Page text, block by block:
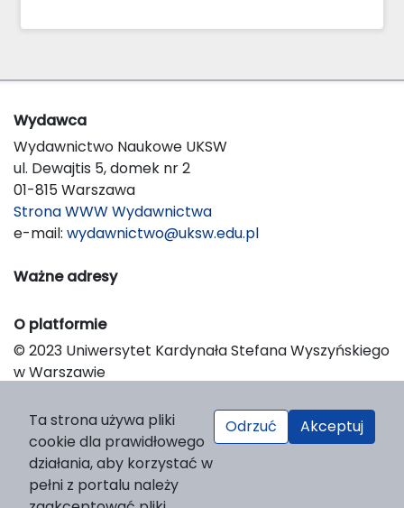
Wydawca
Wydawnictwo Naukowe UKSW
ul. Dewajtis 5, domek nr 2
01-815 Warszawa
Strona WWW Wydawnictwa
e-mail: wydawnictwo@uksw.edu.pl
Ważne adresy
O platformie
© 2023 Uniwersytet Kardynała Stefana Wyszyńskiego
w Warszawie
Platform & Workflow by OJS/PKP
Ta strona używa pliki
cookie dla prawidłowego
działania, aby korzystać w
pełni z portalu należy
Odrzuć Akceptuj